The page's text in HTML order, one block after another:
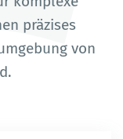
präzises
von